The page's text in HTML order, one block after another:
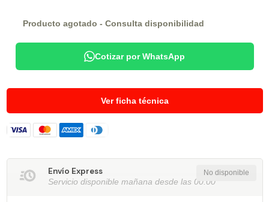
Producto agotado - Consulta disponibilidad
Cotizar por WhatsApp
Ver ficha técnica
Envío Express
Servicio disponible mañana desde las 00:00